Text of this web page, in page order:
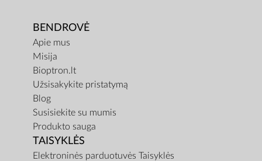
BENDROVĖ
Apie mus
Misija
Bioptron.lt
Užsisakykite pristatymą
Blog
Susisiekite su mumis
Produkto sauga
TAISYKLĖS
Elektroninės parduotuvės Taisyklės